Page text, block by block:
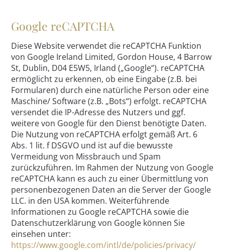
Google reCAPTCHA
Diese Website verwendet die reCAPTCHA Funktion
von Google Ireland Limited, Gordon House, 4 Barrow
St, Dublin, D04 E5W5, Irland („Google“). reCAPTCHA
ermöglicht zu erkennen, ob eine Eingabe (z.B. bei
Formularen) durch eine natürliche Person oder eine
Maschine/ Software (z.B. „Bots“) erfolgt. reCAPTCHA
versendet die IP-Adresse des Nutzers und ggf.
weitere von Google für den Dienst benötigte Daten.
Die Nutzung von reCAPTCHA erfolgt gemäß Art. 6
Abs. 1 lit. f DSGVO und ist auf die bewusste
Vermeidung von Missbrauch und Spam
zurückzuführen. Im Rahmen der Nutzung von Google
reCAPTCHA kann es auch zu einer Übermittlung von
personenbezogenen Daten an die Server der Google
LLC. in den USA kommen. Weiterführende
Informationen zu Google reCAPTCHA sowie die
Datenschutzerklärung von Google können Sie
einsehen unter:
https://www.google.com/intl/de/policies/privacy/